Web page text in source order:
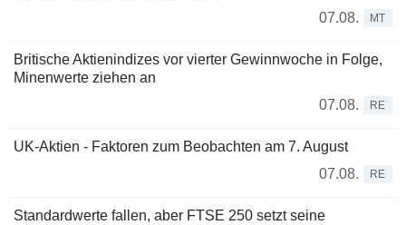
07.08.
MT
Britische Aktienindizes vor vierter Gewinnwoche in Folge,
Minenwerte ziehen an
07.08.
RE
UK-Aktien - Faktoren zum Beobachten am 7. August
07.08.
RE
Standardwerte fallen, aber FTSE 250 setzt seine